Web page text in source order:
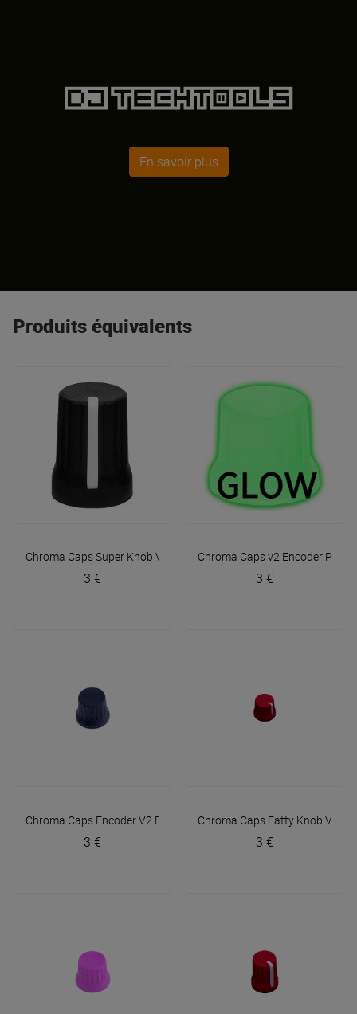
En savoir plus
Produits équivalents
Chroma Caps Super Knob V2 Black DJ TechTools
3 €
Chroma Caps v2 Encoder Pro
3 €
Chroma Caps Encoder V2 Black DJ TechTools
3 €
Chroma Caps Fatty Knob V2
3 €